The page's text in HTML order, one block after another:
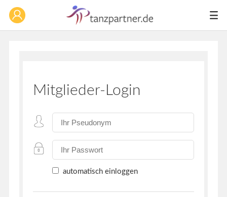
Mitglieder-Login
automatisch einloggen